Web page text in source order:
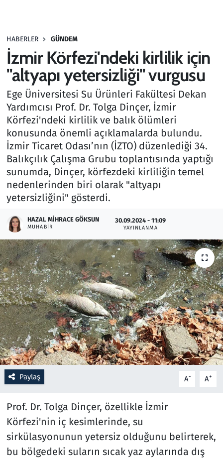
HABERLER GÜNDEM
İzmir Körfezi'ndeki kirlilik için
"altyapı yetersizliği" vurgusu
Ege Üniversitesi Su Ürünleri Fakültesi Dekan
Yardımcısı Prof. Dr. Tolga Dinçer, İzmir
Körfezi'ndeki kirlilik ve balık ölümleri
konusunda önemli açıklamalarda bulundu.
İzmir Ticaret Odası’nın (İZTO) düzenlediği 34.
Balıkçılık Çalışma Grubu toplantısında yaptığı
sunumda, Dinçer, körfezdeki kirliliğin temel
nedenlerinden biri olarak "altyapı
yetersizliğini" gösterdi.
HAZAL MIHRACE GÖKSUN
MUHABIR
30.09.2024 - 11:09
YAYINLANMA
Paylaş A- A+
Prof. Dr. Tolga Dinçer, özellikle İzmir
Körfezi'nin iç kesimlerinde, su
sirkülasyonunun yetersiz olduğunu belirterek,
bu bölgedeki suların sıcak yaz aylarında dış
Haber
Kültür Sanat
Kurumsal Haberler
Lezzet Durağı
Memur ve Kamu
Otomobil
Oyun
Ramazan
Resmi İlanlar
Rüya Tabirleri
Sağlık
Savunma Sanayi
Seçim 2023
Spor
Televizyon